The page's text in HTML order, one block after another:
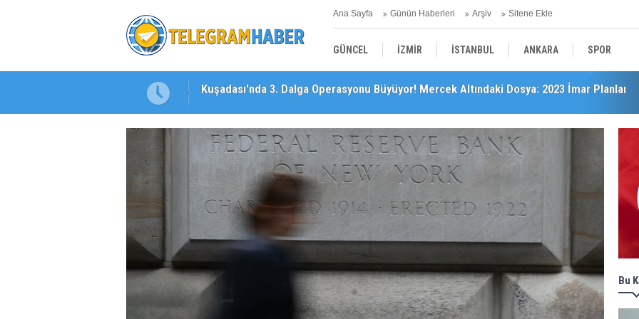
Ana Sayfa Günün Haberleri Arşiv Sitene Ekle
GÜNCEL İZMİR İSTANBUL ANKARA SPOR
YEREL SAĞLIK EKONOMİ POLİTİKA
İzmirli Firmadan Avrupa’da Önemli Başarı
Bu